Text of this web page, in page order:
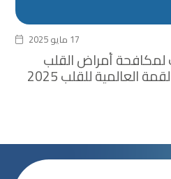
17 مايو 2025
أمراض القلب
العالمية للقلب 2025